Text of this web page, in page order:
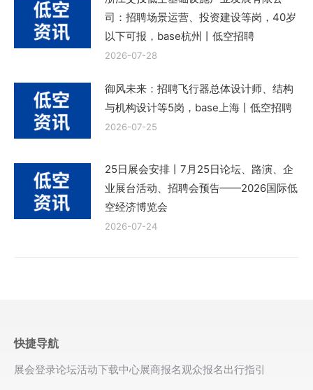
司：招聘场景运营、投资建设等岗，40岁
以下可报，base杭州丨低空招聘
2026-07-28
御风未来：招聘飞行器总体设计师、结构
与机构设计等5岗，base上海丨低空招聘
2026-07-25
25日展会安排丨7月25日论坛、路演、企
业展台活动、招聘会预告——2026国际低
空经济博览会
2026-07-24
快捷导航
展会登录论坛活动下载中心展商报名观众报名出行指引